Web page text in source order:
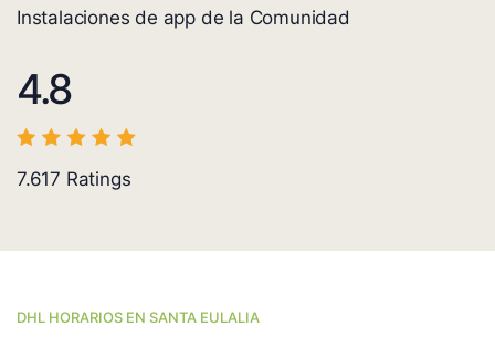
Instalaciones de app de la Comunidad
4.8
7.617 Ratings
DHL HORARIOS EN SANTA EULALIA